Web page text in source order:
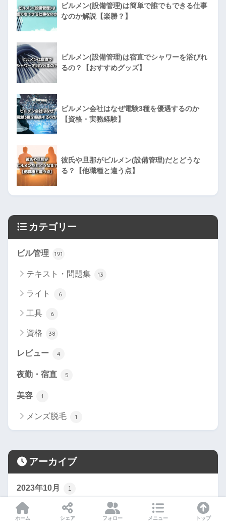
ビルメン(設備管理)は簡単で誰でもできる仕事
なのか解説【楽勝？】
ビルメン(設備管理)は宿直でシャワーを浴びれ
るの？【おすすめグッズ】
ビルメン会社はなぜ電験3種を優遇するのか
【資格・実務経験】
彼氏や旦那がビルメン(設備管理)だとどうな
る？【他職種と違う点】
カテゴリー
ビル管理 191
テキスト・問題集 13
ライト 6
工具 6
資格 38
レビュー 4
夜勤・宿直 5
美容 1
メンズ脱毛 1
アーカイブ
2023年10月 1
2023年9月 1
ホーム シェア フォロー メニュー トップ